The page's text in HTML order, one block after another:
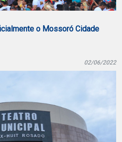
o Mossoró Cidade
02/06/2022